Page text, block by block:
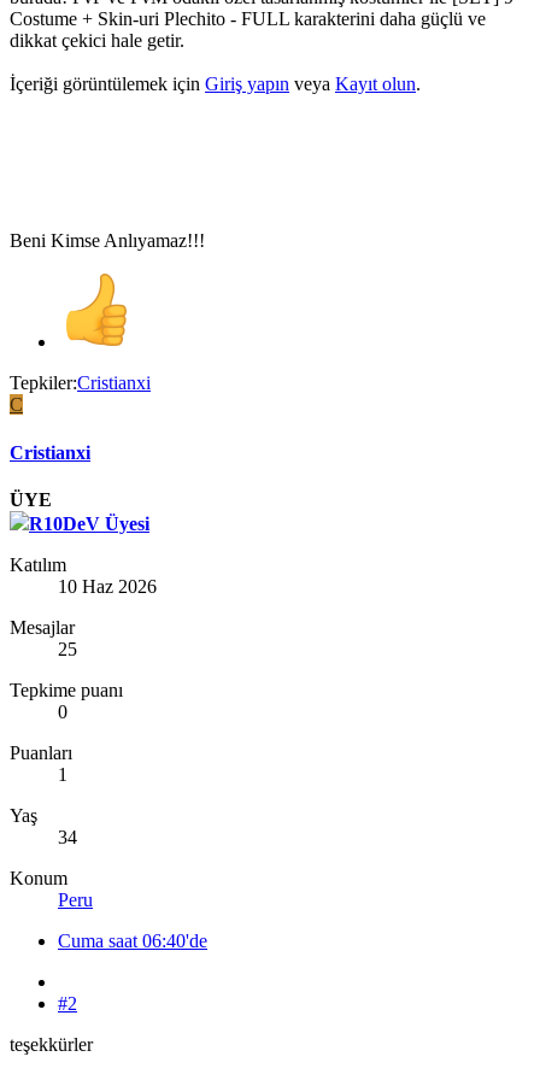
Costume + Skin-uri Plechito - FULL karakterini daha güçlü ve
dikkat çekici hale getir.
İçeriği görüntülemek için Giriş yapın veya Kayıt olun.
Beni Kimse Anlıyamaz!!!
Tepkiler:Cristianxi
C
Cristianxi
ÜYE
R10DeV Üyesi
Katılım
10 Haz 2026
Mesajlar
25
Tepkime puanı
0
Puanları
1
Yaş
34
Konum
Peru
Cuma saat 06:40'de
#2
teşekkürler